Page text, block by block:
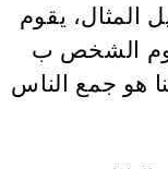
المثال، يقوم
الشخص ب
هو جمع الناس